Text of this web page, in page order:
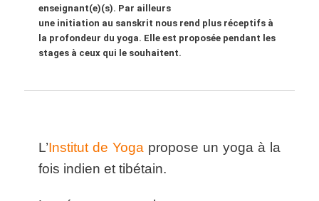
enseignant(e)(s). Par ailleurs
une initiation au sanskrit nous rend plus réceptifs à
la profondeur du yoga. Elle est proposée pendant les
stages à ceux qui le souhaitent.
L’Institut de Yoga propose un yoga à la
fois indien et tibétain.